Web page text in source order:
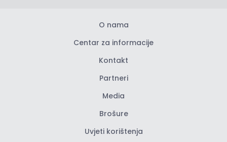
O nama
Centar za informacije
Kontakt
Partneri
Media
Brošure
Uvjeti korištenja